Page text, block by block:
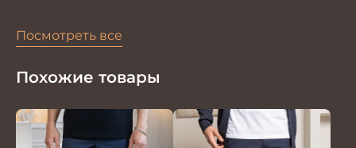
Посмотреть все
Похожие товары